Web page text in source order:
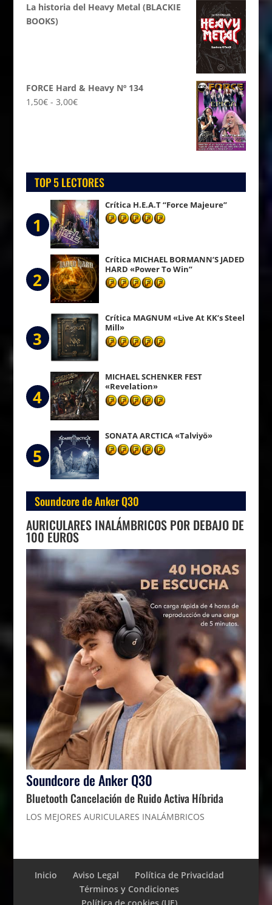
La historia del Heavy Metal (BLACKIE
BOOKS)
FORCE Hard & Heavy Nº 134
1,50€ - 3,00€Rango
hasta
3,00€
TOP 5 LECTORES
1
Crítica H.E.A.T “Force Majeure”
2
Crítica MICHAEL BORMANN’S JADED
HARD «Power To Win”
3
Crítica MAGNUM «Live At KK’s Steel
Mill»
4
MICHAEL SCHENKER FEST
«Revelation»
5
SONATA ARCTICA «Talviyö»
Soundcore de Anker Q30
AURICULARES INALÁMBRICOS POR DEBAJO DE
100 EUROS
Soundcore de Anker Q30
Bluetooth Cancelación de Ruido Activa Híbrida
LOS MEJORES AURICULARES INALÁMBRICOS
Inicio Aviso Legal
Política de Privacidad
Términos y Condiciones
Política de cookies (UE)